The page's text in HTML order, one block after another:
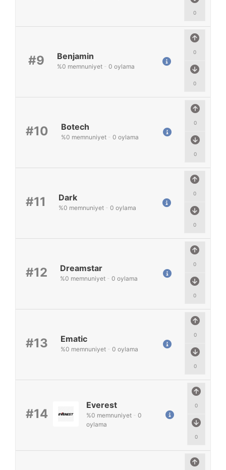
0
#9
0
0
Benjamin
%0 memnuniyet - 0 oylama
#10
0
0
Botech
%0 memnuniyet - 0 oylama
#11
0
0
Dark
%0 memnuniyet - 0 oylama
#12
0
0
Dreamstar
%0 memnuniyet - 0 oylama
#13
0
0
Ematic
%0 memnuniyet - 0 oylama
#14
0
0
Everest
%0 memnuniyet - 0
oylama